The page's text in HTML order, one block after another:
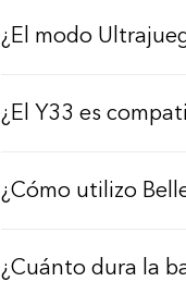
¿El modo
¿El Y33 es
¿Cómo utilizo
¿Cuánto dura la